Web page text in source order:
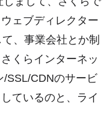
ェブディレクター
、事業会社とか制
くらインターネッ
/SSL/CDNのサービ
ているのと、ライ